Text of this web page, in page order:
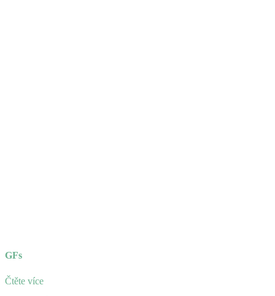
GFs
Čtěte více